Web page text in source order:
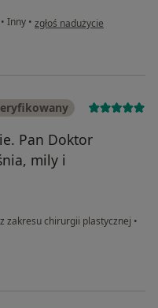
• Inny • w opinii użytkownika
zgłoś nadużycie
Pan Doktor
mily i
zakresu chirurgii plastycznej •